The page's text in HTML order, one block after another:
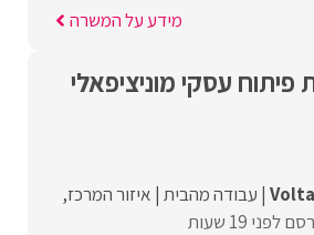
מידע על המשרה
עסקי מוניציפאלי
עבודה מהבית איזור המרכז
לפני 19 שעות